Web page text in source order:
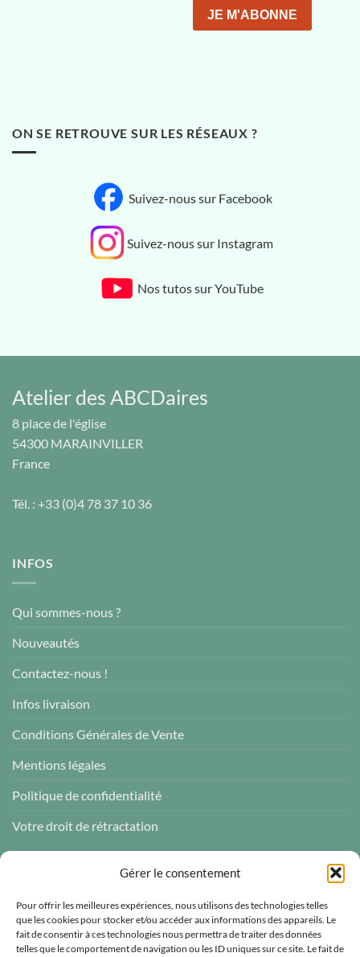
Gérer le consentement
Pour offrir les meilleures expériences, nous utilisons des technologies telles
que les cookies pour stocker et/ou accéder aux informations des appareils. Le
fait de consentir à ces technologies nous permettra de traiter des données
telles que le comportement de navigation ou les ID uniques sur ce site. Le fait de
ON SE RETROUVE SUR LES RÉSEAUX ?
Suivez-nous sur Facebook
Suivez-nous sur Instagram
Nos tutos sur YouTube
Atelier des ABCDaires
8 place de l'église
54300 MARAINVILLER
France
Tél. : +33 (0)4 78 37 10 36
INFOS
Qui sommes-nous ?
Nouveautés
Contactez-nous !
Infos livraison
Conditions Générales de Vente
Mentions légales
Politique de confidentialité
Votre droit de rétractation